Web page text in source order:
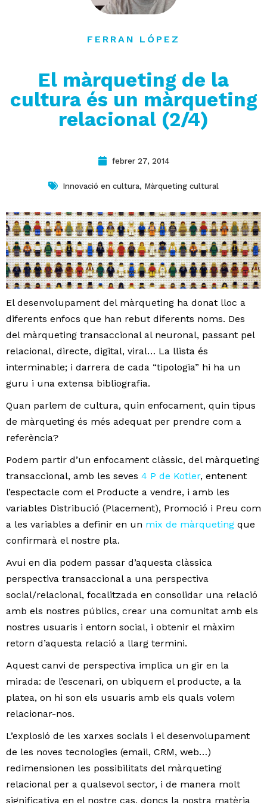
FERRAN LÓPEZ
El màrqueting de la
cultura és un màrqueting
relacional (2/4)
febrer 27, 2014
Innovació en cultura, Màrqueting cultural
El desenvolupament del màrqueting ha donat lloc a
diferents enfocs que han rebut diferents noms. Des
del màrqueting transaccional al neuronal, passant pel
relacional, directe, digital, viral… La llista és
interminable; i darrera de cada “tipologia” hi ha un
guru i una extensa bibliografia.
Quan parlem de cultura, quin enfocament, quin tipus
de màrqueting és més adequat per prendre com a
referència?
Podem partir d’un enfocament clàssic, del màrqueting
transaccional, amb les seves 4 P de Kotler, entenent
l’espectacle com el Producte a vendre, i amb les
variables Distribució (Placement), Promoció i Preu com
a les variables a definir en un mix de màrqueting que
confirmarà el nostre pla.
Avui en dia podem passar d’aquesta clàssica
perspectiva transaccional a una perspectiva
social/relacional, focalitzada en consolidar una relació
amb els nostres públics, crear una comunitat amb els
nostres usuaris i entorn social, i obtenir el màxim
retorn d’aquesta relació a llarg termini.
Aquest canvi de perspectiva implica un gir en la
mirada: de l’escenari, on ubiquem el producte, a la
platea, on hi son els usuaris amb els quals volem
relacionar-nos.
L’explosió de les xarxes socials i el desenvolupament
de les noves tecnologies (email, CRM, web…)
redimensionen les possibilitats del màrqueting
relacional per a qualsevol sector, i de manera molt
significativa en el nostre cas, doncs la nostra matèria